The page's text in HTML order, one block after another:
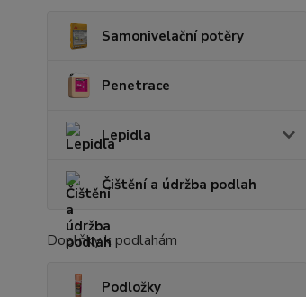
Samonivelační potěry
Penetrace
Lepidla
Čištění a údržba podlah
Doplňky k podlahám
Podložky